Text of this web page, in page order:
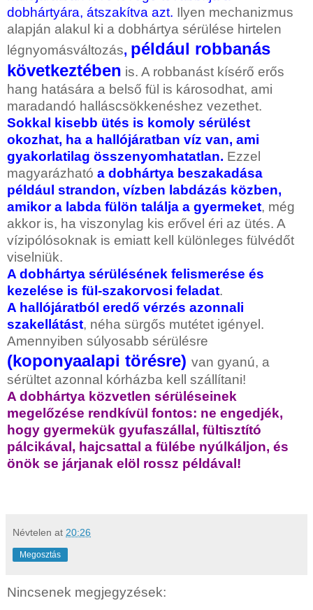
dobhártyára, átszakítva azt. Ilyen mechanizmus
alapján alakul ki a dobhártya sérülése hirtelen
légnyomásváltozás, például robbanás
következtében is. A robbanást kísérő erős
hang hatására a belső fül is károsodhat, ami
maradandó halláscsökkenéshez vezethet.
Sokkal kisebb ütés is komoly sérülést
okozhat, ha a hallójáratban víz van, ami
gyakorlatilag összenyomhatatlan. Ezzel
magyarázható a dobhártya beszakadása
például strandon, vízben labdázás közben,
amikor a labda fülön találja a gyermeket, még
akkor is, ha viszonylag kis erővel éri az ütés. A
vízipólósoknak is emiatt kell különleges fülvédőt
viselniük.
A dobhártya sérülésének felismerése és
kezelése is fül-szakorvosi feladat.
A hallójáratból eredő vérzés azonnali
szakellátást, néha sürgős mutétet igényel.
Amennyiben súlyosabb sérülésre
(koponyaalapi törésre) van gyanú, a
sérültet azonnal kórházba kell szállítani!
A dobhártya közvetlen sérüléseinek
megelőzése rendkívül fontos: ne engedjék,
hogy gyermekük gyufaszállal, fültisztító
pálcikával, hajcsattal a fülébe nyúlkáljon, és
önök se járjanak elöl rossz példával!
Névtelen at 20:26
Megosztás
Nincsenek megjegyzések: